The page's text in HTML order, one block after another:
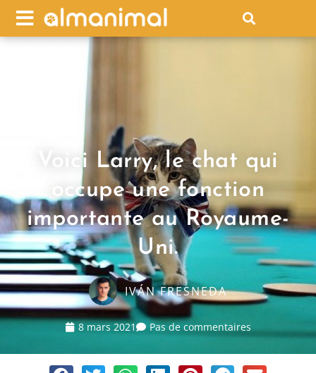
Voici Larry, le chat qui
occupe une fonction
importante au Royaume-
Uni.
IVÁN FRESNEDA
8 mars 2021 Pas de commentaires